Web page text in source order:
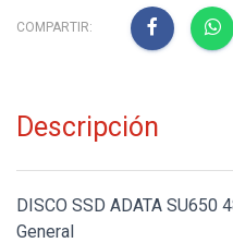
COMPARTIR:
Descripción
DISCO SSD ADATA SU650
General